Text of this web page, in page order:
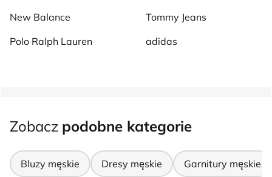
New Balance
Polo Ralph Lauren
Tommy Jeans
adidas
Zobacz podobne kategorie
Bluzy męskie Dresy męskie Garnitury męskie